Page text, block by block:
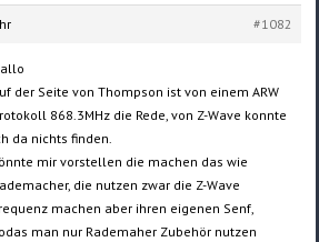
#1082
der Seite von Thompson ist von einem ARW
868.3MHz die Rede, von Z-Wave konnte
da nichts finden.
mir vorstellen die machen das wie
die nutzen zwar die Z-Wave
machen aber ihren eigenen Senf,
man nur Rademaher Zubehör nutzen